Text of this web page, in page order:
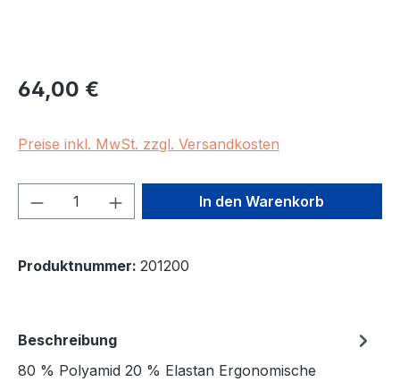
Regulärer Preis:
64,00 €
Preise inkl. MwSt. zzgl. Versandkosten
Produkt Anzahl: Gib denIn den Warenkorb
Produktnummer: 201200
Beschreibung
80 % Polyamid 20 % Elastan Ergonomische